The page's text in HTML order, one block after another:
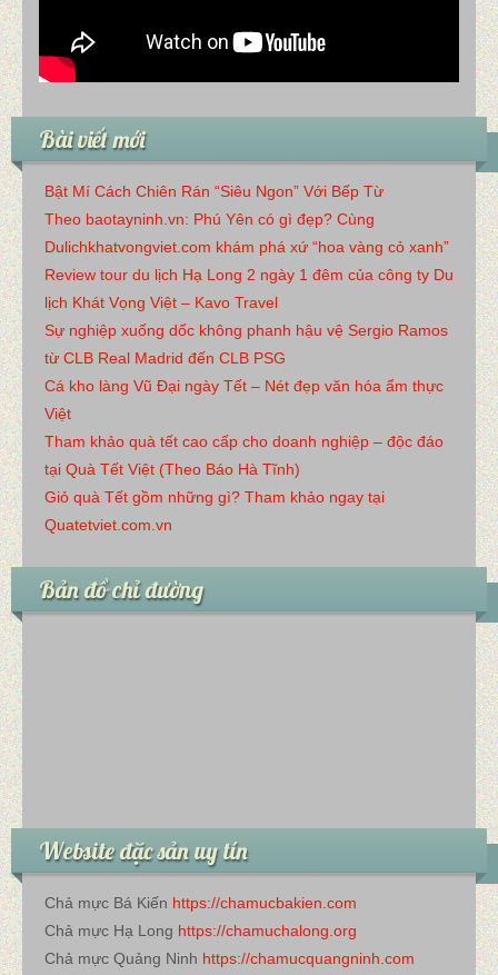
Bài viết mới
Bật Mí Cách Chiên Rán “Siêu Ngon” Với Bếp Từ
Theo baotayninh.vn: Phú Yên có gì đẹp? Cùng
Dulichkhatvongviet.com khám phá xứ “hoa vàng cỏ xanh”
Review tour du lịch Hạ Long 2 ngày 1 đêm của công ty Du
lịch Khát Vọng Việt – Kavo Travel
Sự nghiệp xuống dốc không phanh hậu vệ Sergio Ramos
từ CLB Real Madrid đến CLB PSG
Cá kho làng Vũ Đại ngày Tết – Nét đẹp văn hóa ẩm thực
Việt
Tham khảo quà tết cao cấp cho doanh nghiệp – độc đáo
tại Quà Tết Việt (Theo Báo Hà Tĩnh)
Giỏ quà Tết gồm những gì? Tham khảo ngay tại
Quatetviet.com.vn
Bản đồ chỉ đường
Website đặc sản uy tín
Chả mực Bá Kiến https://chamucbakien.com
Chả mực Hạ Long https://chamuchalong.org
Chả mực Quảng Ninh https://chamucquangninh.com